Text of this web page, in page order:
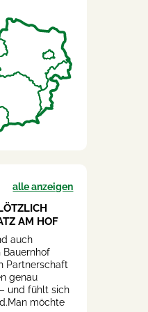
alle anzeigen
AM HOF
auch
Bauernhof
Partnerschaft
genau
und fühlt sich
möchte